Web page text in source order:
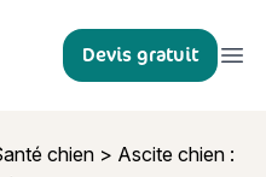
Devis gratuit
chien > Ascite chien :